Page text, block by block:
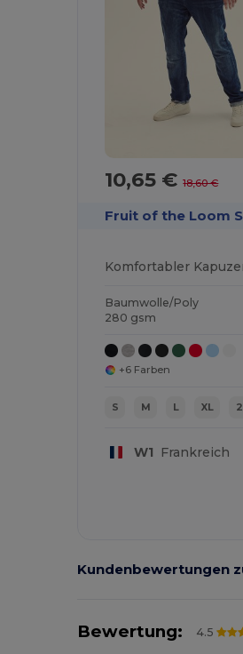
10,65 €18,60 €
Fruit of the Loom
Baumwolle/Poly
280 gsm
+6 Farben
S M L XL
W1 Frankreich
Kundenbewertungen
Bewertung: 4.5